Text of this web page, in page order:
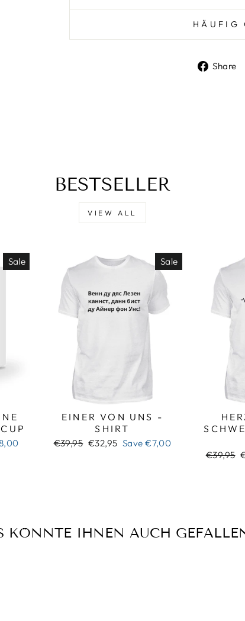
HÄUFIG
Share
BESTSELLER
VIEW ALL
Sale Sale
EINER VON UNS -
SHIRT
Regular
€39,95 Sale
€32,95 Save€7,00
Regular
€39,95
KÖNNTE IHNEN AUCH